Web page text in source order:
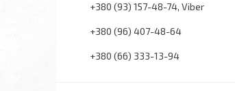
+380 (93) 157-48-74 Viber
+380 (96) 407-48-64
+380 (66) 333-13-94